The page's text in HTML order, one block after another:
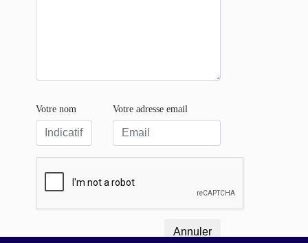
Votre nom Votre adresse email